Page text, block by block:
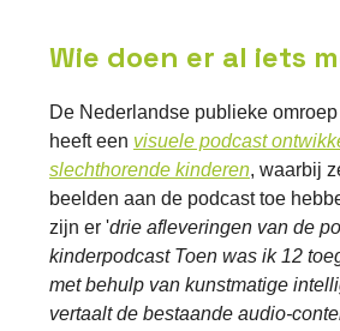
Wie doen er al iets
De Nederlandse publieke omroep
heeft een visuele podcast
slechthorende kinderen, waarbij
beelden aan de podcast toe
zijn er 'drie afleveringen van de
kinderpodcast Toen was ik 12
met behulp van kunstmatige
vertaalt de bestaande audio-